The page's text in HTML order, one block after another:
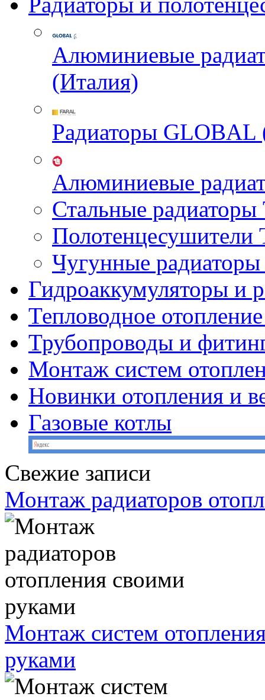
Алюминиевые
(Италия)
Радиаторы GLOBAL
Алюминиевые
Стальные
Чугунные
Гидроаккумуляторы и
Тепловодное
Трубопроводы и
Монтаж систем
Новинки отопления и
Газовые котлы
Свежие записи
Монтаж радиаторов
Монтаж систем
руками